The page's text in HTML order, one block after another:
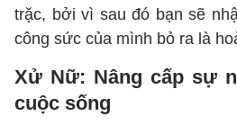
trặc, bởi vì sau đó bạn sẽ
công sức của mình bỏ ra là
Xử Nữ: Nâng cấp sự
cuộc sống